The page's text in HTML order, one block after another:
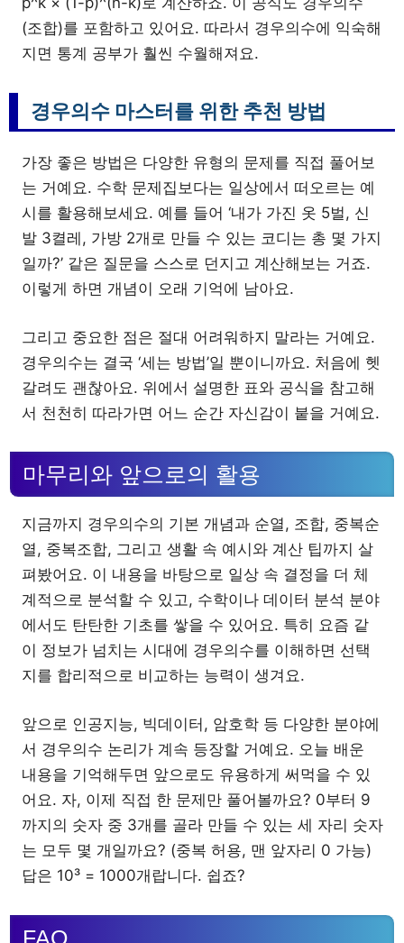
(조합)를 포함하고 있어요. 따라서 경우의수에 익숙해
지면 통계 공부가 훨씬 수월해져요.
경우의수 마스터를 위한 추천 방법
가장 좋은 방법은 다양한 유형의 문제를 직접 풀어보
는 거예요. 수학 문제집보다는 일상에서 떠오르는 예
시를 활용해보세요. 예를 들어 ‘내가 가진 옷 5벌, 신
발 3켤레, 가방 2개로 만들 수 있는 코디는 총 몇 가지
일까?’ 같은 질문을 스스로 던지고 계산해보는 거죠.
이렇게 하면 개념이 오래 기억에 남아요.
그리고 중요한 점은 절대 어려워하지 말라는 거예요.
경우의수는 결국 ‘세는 방법’일 뿐이니까요. 처음에 헷
갈려도 괜찮아요. 위에서 설명한 표와 공식을 참고해
서 천천히 따라가면 어느 순간 자신감이 붙을 거예요.
마무리와 앞으로의 활용
지금까지 경우의수의 기본 개념과 순열, 조합, 중복순
열, 중복조합, 그리고 생활 속 예시와 계산 팁까지 살
펴봤어요. 이 내용을 바탕으로 일상 속 결정을 더 체
계적으로 분석할 수 있고, 수학이나 데이터 분석 분야
에서도 탄탄한 기초를 쌓을 수 있어요. 특히 요즘 같
이 정보가 넘치는 시대에 경우의수를 이해하면 선택
지를 합리적으로 비교하는 능력이 생겨요.
앞으로 인공지능, 빅데이터, 암호학 등 다양한 분야에
서 경우의수 논리가 계속 등장할 거예요. 오늘 배운
내용을 기억해두면 앞으로도 유용하게 써먹을 수 있
어요. 자, 이제 직접 한 문제만 풀어볼까요? 0부터 9
까지의 숫자 중 3개를 골라 만들 수 있는 세 자리 숫자
는 모두 몇 개일까요? (중복 허용, 맨 앞자리 0 가능)
답은 10³ = 1000개랍니다. 쉽죠?
FAQ